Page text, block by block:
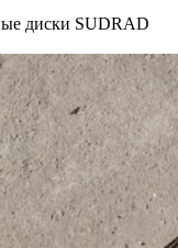
диски SUDRAD